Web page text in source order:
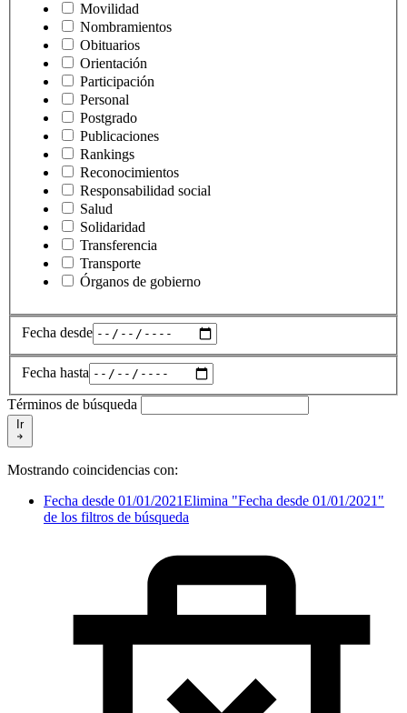
Movilidad
Nombramientos
Obituarios
Orientación
Participación
Personal
Postgrado
Publicaciones
Rankings
Reconocimientos
Responsabilidad social
Salud
Solidaridad
Transferencia
Transporte
Órganos de gobierno
Fecha desde
Fecha hasta
Términos de búsqueda
Ir
Mostrando coincidencias con:
Fecha desde 01/01/2021Elimina "Fecha desde 01/01/2021"
de los filtros de búsqueda